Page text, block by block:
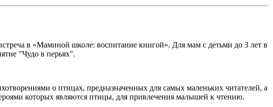
в «Маминой школе: воспитание книгой». Для мам с детьми до 3 лет в
"Чудо в перьях".
о птицах, предназначенных для самых маленьких читателей, а
которых являются птицы, для привлечения малышей к чтению.